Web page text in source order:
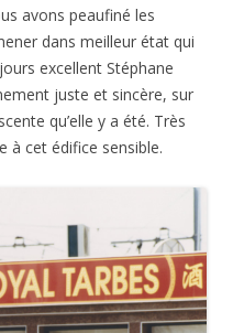
avons peaufiné les
dans meilleur état qui
excellent Stéphane
juste et sincère, sur
qu’elle y a été. Très
à cet édifice sensible.